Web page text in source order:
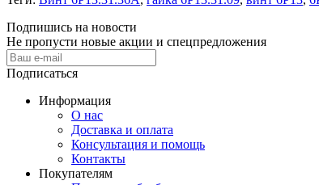
Подпишись на новости
Не пропусти новые акции и спецпредложения
Подписаться
Информация
О нас
Доставка и оплата
Консультация и помощь
Контакты
Покупателям